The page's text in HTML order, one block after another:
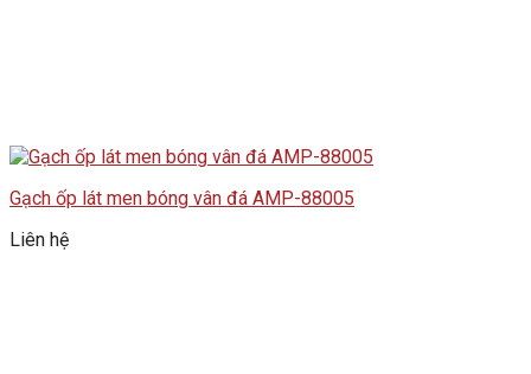
Gạch ốp lát men bóng vân đá AMP-88005
Liên hệ